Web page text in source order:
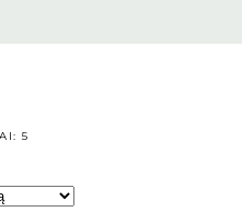
5
POPULIARUMĄ